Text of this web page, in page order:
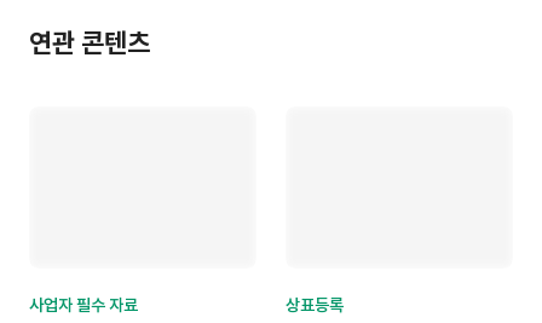
연관 콘텐츠
사업자 필수 자료 상표등록